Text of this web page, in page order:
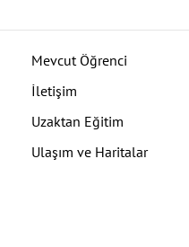
Mevcut Öğrenci
İletişim
Uzaktan Eğitim
Ulaşım ve Haritalar